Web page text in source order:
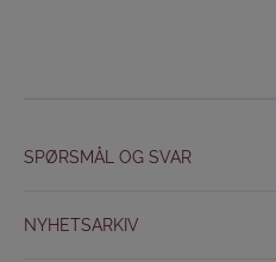
SPØRSMÅL OG SVAR
NYHETSARKIV